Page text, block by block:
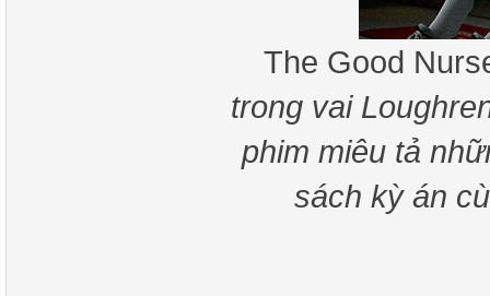
The Good
trong vai
phim miêu tả
sách kỳ án